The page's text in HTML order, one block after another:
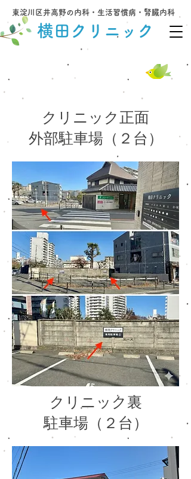
東淀川区井高野の内科・生活習慣病・腎臓内科
横田クリニック
クリニック正面
外部駐車場（２台）
クリニック裏
​駐車場（２台）